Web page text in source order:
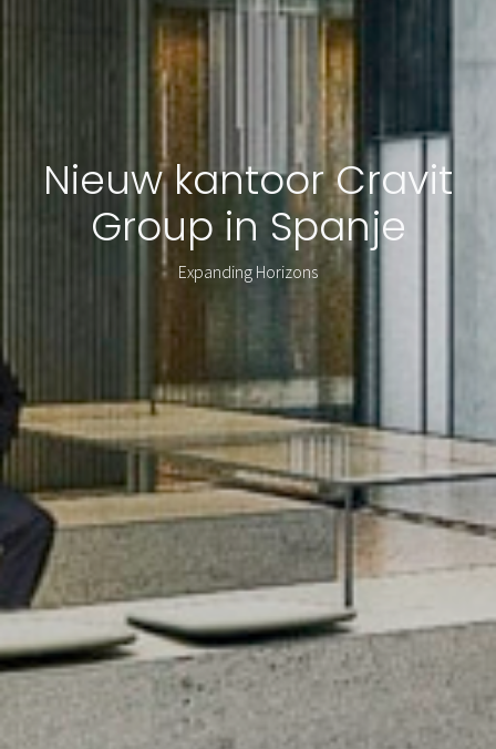
Nieuw kantoor Cravit
Group in Spanje
Expanding Horizons